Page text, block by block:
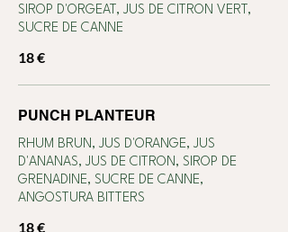
SIROP D'ORGEAT, JUS DE CITRON VERT,
SUCRE DE CANNE
18 €
PUNCH PLANTEUR
RHUM BRUN, JUS D'ORANGE, JUS
D'ANANAS, JUS DE CITRON, SIROP DE
GRENADINE, SUCRE DE CANNE,
ANGOSTURA BITTERS
18 €